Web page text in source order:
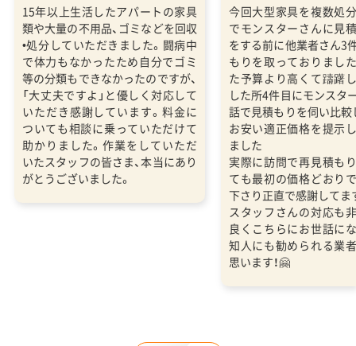
15年以上生活したアパートの家具
類や大量の不用品、ゴミなどを回収
•処分していただきました。闘病中
で体力もなかったため自分でゴミ
等の分類もできなかったのですが、
「大丈夫ですよ」と優しく対応して
いただき感謝しています。料金に
ついても相談に乗っていただけて
助かりました。作業をしていただ
いたスタッフの皆さま、本当にあり
がとうございました。
今回大型家具を複数処
でモンスターさんに見
をする前に他業者さん3
もりを取っておりまし
た予算より高くて躊躇
した所4件目にモンスタ
話で見積もりを伺い比
お安い適正価格を提示
ました
実際に訪問で再見積も
ても最初の価格どおり
下さり正直で感謝してま
スタッフさんの対応も
良くこちらにお世話に
知人にも勧められる業
思います！🤗